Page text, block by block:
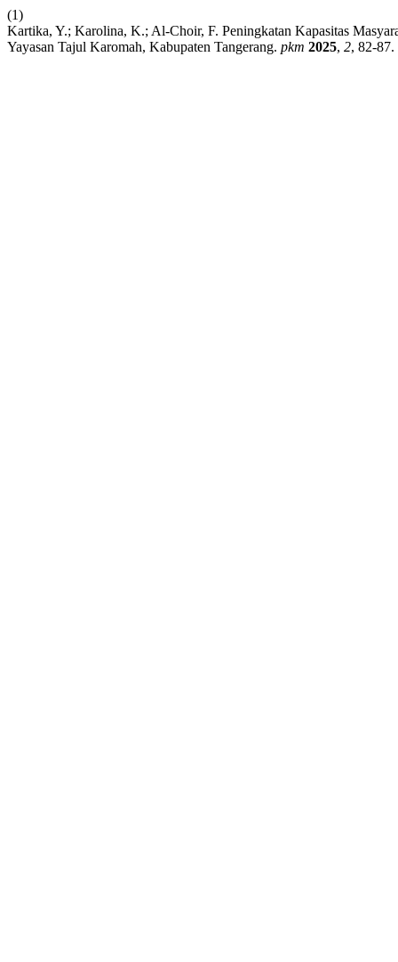
(1)
Kartika, Y.; Karolina, K.; Al-Choir, F. Peningkatan Kapasitas
Yayasan Tajul Karomah, Kabupaten Tangerang. pkm 2025, 2, 82-87.